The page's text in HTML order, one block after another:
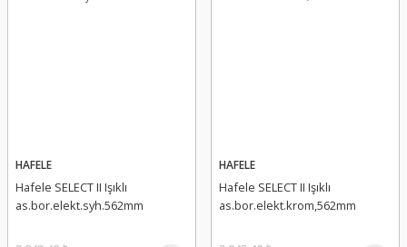
HAFELE
Hafele SELECT II Işıklı
as.bor.elekt.syh.562mm
HAFELE
Hafele SELECT II Işıklı
as.bor.elekt.krom,562mm